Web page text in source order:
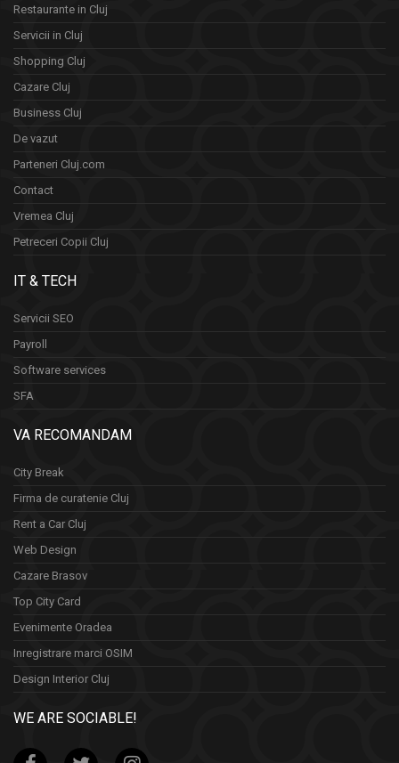
Restaurante in Cluj
Servicii in Cluj
Shopping Cluj
Cazare Cluj
Business Cluj
De vazut
Parteneri Cluj.com
Contact
Vremea Cluj
Petreceri Copii Cluj
IT & TECH
Servicii SEO
Payroll
Software services
SFA
VA RECOMANDAM
City Break
Firma de curatenie Cluj
Rent a Car Cluj
Web Design
Cazare Brasov
Top City Card
Evenimente Oradea
Inregistrare marci OSIM
Design Interior Cluj
WE ARE SOCIABLE!